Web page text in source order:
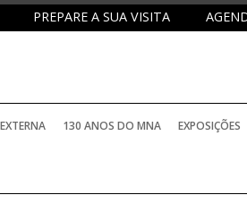
PREPARE A SUA VISITA
130 ANOS DO MNA EXPOSIÇÕES